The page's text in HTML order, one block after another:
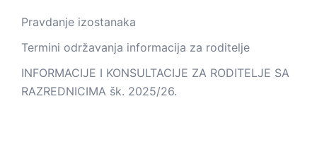
Pravdanje izostanaka
Termini održavanja informacija za roditelje
INFORMACIJE I KONSULTACIJE ZA RODITELJE SA
RAZREDNICIMA šk. 2025/26.